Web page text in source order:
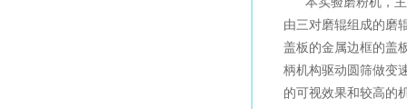
由三对磨辊组成的磨
盖板的金属边框的盖
柄机构驱动圆筛做变
的可视效果和较高的